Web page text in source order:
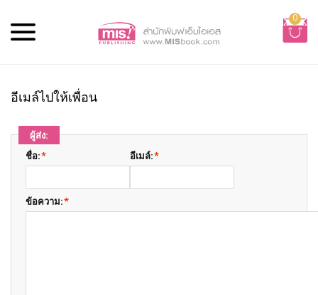
0
อีเมล์ไปให้เพื่อน
ผู้ส่ง:
*
ชื่อ: *
อีเมล์:
*
ข้อความ: